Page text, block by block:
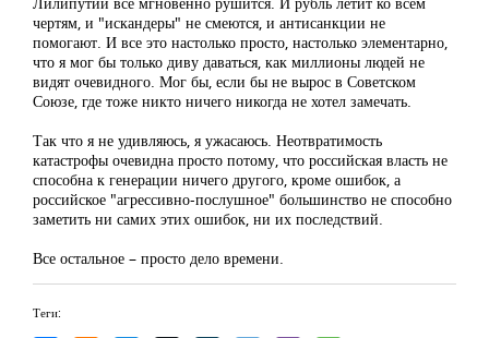
чертям, и "искандеры" не смеются, и антисанкции не
помогают. И все это настолько просто, настолько элементарно,
что я мог бы только диву даваться, как миллионы людей не
видят очевидного. Мог бы, если бы не вырос в Советском
Союзе, где тоже никто ничего никогда не хотел замечать.
Так что я не удивляюсь, я ужасаюсь. Неотвратимость
катастрофы очевидна просто потому, что российская власть не
способна к генерации ничего другого, кроме ошибок, а
российское "агрессивно-послушное" большинство не способно
заметить ни самих этих ошибок, ни их последствий.
Все остальное – просто дело времени.
Теги: